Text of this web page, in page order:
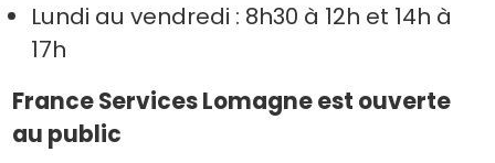
Lundi au vendredi : 8h30 à 12h et 14h à
17h
France Services Lomagne est ouverte
au public